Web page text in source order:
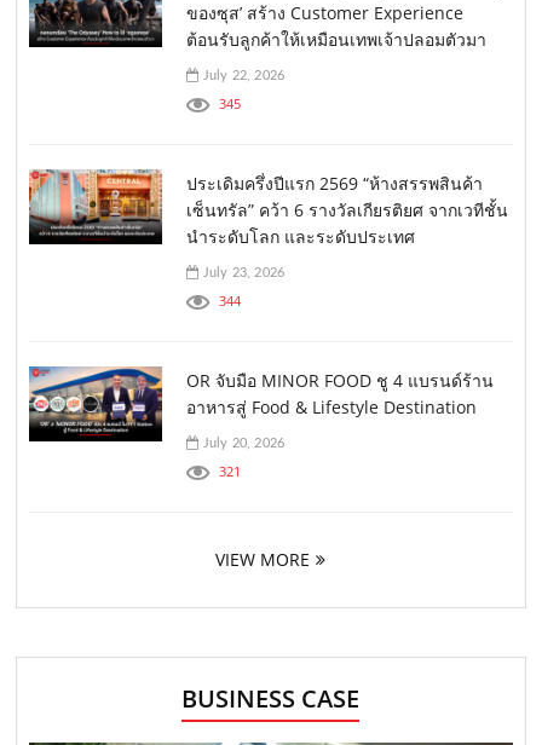
ของซุส’ สร้าง Customer Experience
ต้อนรับลูกค้าให้เหมือนเทพเจ้าปลอมตัวมา
July 22, 2026
345
ประเดิมครึ่งปีแรก 2569 “ห้างสรรพสินค้า
เซ็นทรัล” คว้า 6 รางวัลเกียรติยศ จากเวทีชั้น
นำระดับโลก และระดับประเทศ
July 23, 2026
344
OR จับมือ MINOR FOOD ชู 4 แบรนด์ร้าน
อาหารสู่ Food & Lifestyle Destination
July 20, 2026
321
VIEW MORE
BUSINESS CASE